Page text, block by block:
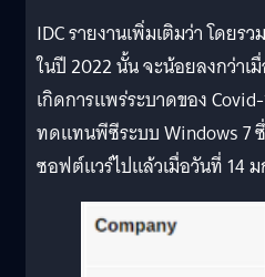
IDC รายงานเพิ่มเติมว่า โดย
ในปี 2022 นั้น จะน้อยลงกว่า
เกิดการแพร่ระบาดของ
ทดแทนพีซีระบบ Windows 7
ซอฟต์แวร์ไปแล้วเมื่อวันที่ 14